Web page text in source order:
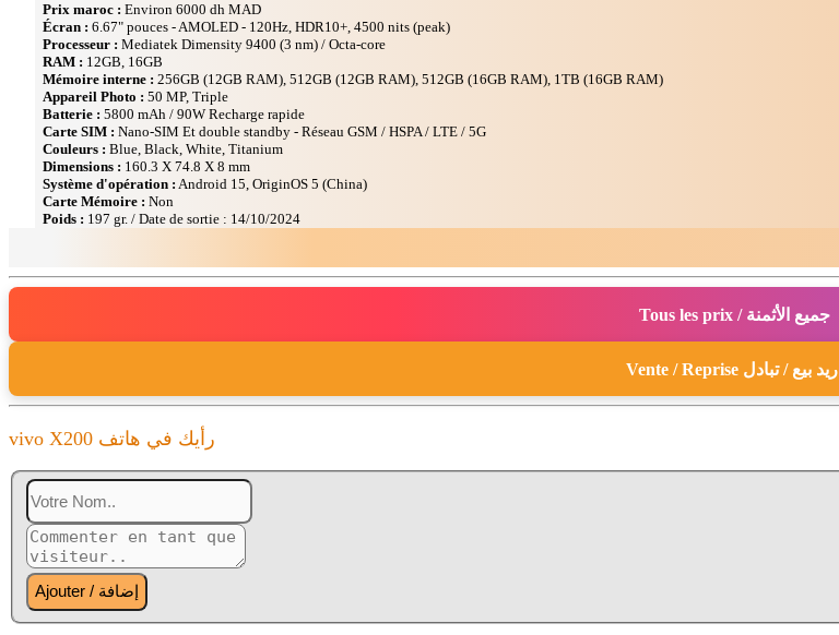
Prix maroc : Environ 6000 dh MAD
Écran : 6.67" pouces - AMOLED - 120Hz, HDR10+, 4500 nits (peak)
Processeur : Mediatek Dimensity 9400 (3 nm) / Octa-core
RAM : 12GB, 16GB
Mémoire interne : 256GB (12GB RAM), 512GB (12GB RAM), 512GB (16GB RAM), 1TB (16GB RAM)
Appareil Photo : 50 MP, Triple
Batterie : 5800 mAh / 90W Recharge rapide
Carte SIM : Nano-SIM Et double standby - Réseau GSM / HSPA / LTE / 5G
Couleurs : Blue, Black, White, Titanium
Dimensions : 160.3 Х 74.8 Х 8 mm
Système d'opération : Android 15, OriginOS 5 (China)
Carte Mémoire : Non
Poids : 197 gr. / Date de sortie : 14/10/2024
Tous les prix / جميع الأثمنة
Vente / Reprise اريد بيع / تبادل
vivo X200 رأيك في هاتف